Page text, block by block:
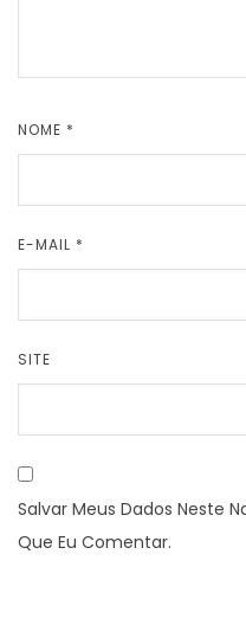
NOME *
E-MAIL *
SITE
Salvar Meus Dados Neste
Que Eu Comentar.